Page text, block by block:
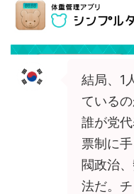
結局、1
ている
誰が党
票制に
閥政治
法だ。